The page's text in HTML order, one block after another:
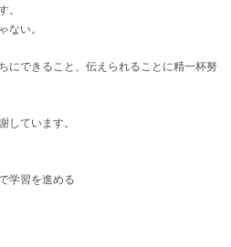
。
ない。
にできること、伝えられることに精一杯努
しています。
学習を進める